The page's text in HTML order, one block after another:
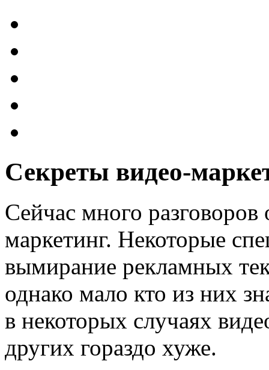
Секреты видео-
Сейчас много
маркетинг. Некоторые
вымирание рекламных
однако мало кто из них
в некоторых случаях
других гораздо хуже.